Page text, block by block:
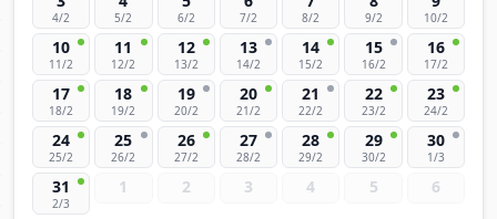
4/2 5/2 6/2 7/2 8/2 9/2 10/2
10
11/2
11
12/2
12
13/2
13
14/2
14
15/2
15
16/2
16
17/2
17
18/2
18
19/2
19
20/2
20
21/2
21
22/2
22
23/2
23
24/2
24
25/2
25
26/2
26
27/2
27
28/2
28
29/2
29
30/2
30
1/3
31
2/3
1 2 3 4 5 6